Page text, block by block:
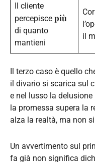
Il cliente
percepisce più
di quanto
mantieni
il
Il terzo caso è quello
il divario si scarica sul
e nel lusso la
la promessa supera la
alza la realtà, ma non
Un avvertimento sul
fa già non significa